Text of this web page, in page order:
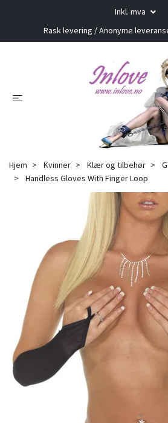
Inkl. mva
Rask levering / Anonyme
Hjem Kvinner Klær og tilbehør
Handless Gloves With Finger Loop